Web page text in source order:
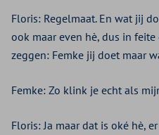
Floris: Regelmaat. En wat jij
ook maar even hè, dus in
zeggen: Femke jij doet maar
Femke: Zo klink je echt als
Floris: Ja maar dat is oké hè,